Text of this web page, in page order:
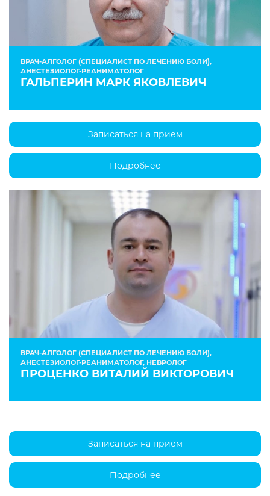
ВРАЧ-АЛГОЛОГ (СПЕЦИАЛИСТ ПО ЛЕЧЕНИЮ БОЛИ),
АНЕСТЕЗИОЛОГ-РЕАНИМАТОЛОГ
ГАЛЬПЕРИН МАРК ЯКОВЛЕВИЧ
Записаться на прием
Подробнее
ВРАЧ-АЛГОЛОГ (СПЕЦИАЛИСТ ПО ЛЕЧЕНИЮ БОЛИ),
АНЕСТЕЗИОЛОГ-РЕАНИМАТОЛОГ, НЕВРОЛОГ
ПРОЦЕНКО ВИТАЛИЙ ВИКТОРОВИЧ
Записаться на прием
Подробнее